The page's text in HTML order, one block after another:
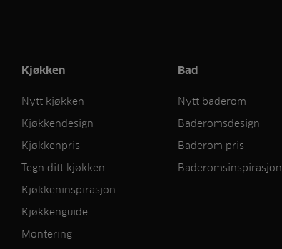
Kjøkken
Nytt kjøkken
Kjøkkendesign
Kjøkkenpris
Tegn ditt kjøkken
Kjøkkeninspirasjon
Kjøkkenguide
Montering
Bad
Nytt baderom
Baderomsdesign
Baderom pris
Baderomsinspirasjon